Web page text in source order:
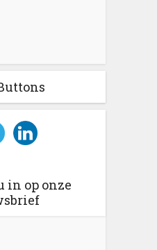
in op onze